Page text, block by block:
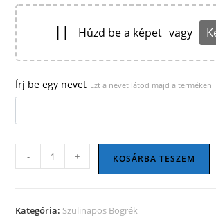
Húzd be a képet vagy
Írj be egy nevet Ezt a nevet látod majd a terméken
Szülinapos
bögre
mennyiség
- + KOSÁRBA TESZEM
Kategória: Szülinapos Bögrék